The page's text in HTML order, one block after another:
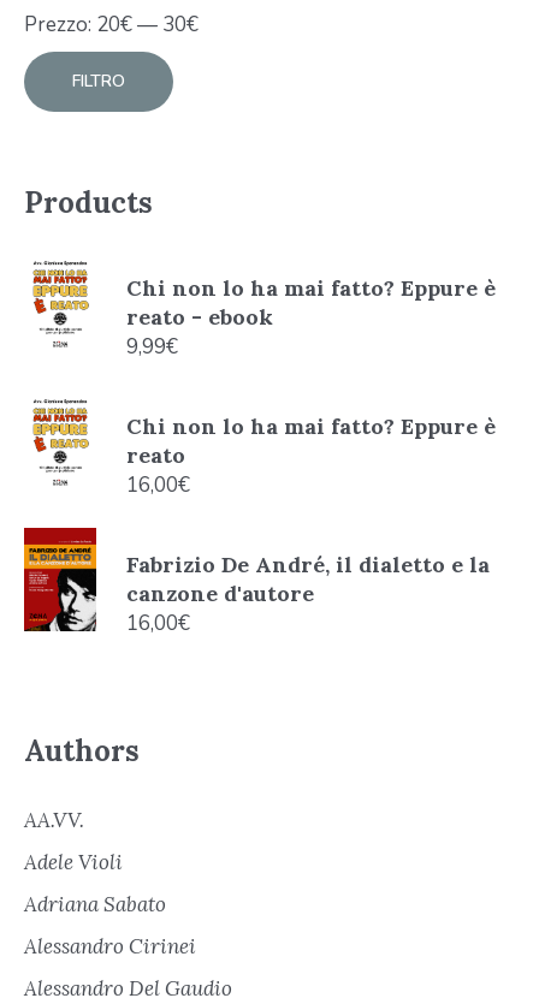
FILTRO
Prezzo: 20€— 30€
Products
Chi non lo ha mai fatto? Eppure è
reato - ebook
9,99€
Chi non lo ha mai fatto? Eppure è
reato
16,00€
Fabrizio De André, il dialetto e la
canzone d'autore
16,00€
Authors
AA.VV.
Adele Violi
Adriana Sabato
Alessandro Cirinei
Alessandro Del Gaudio